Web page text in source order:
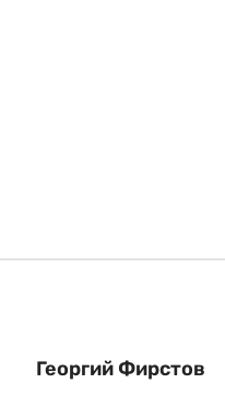
Георгий Фирстов